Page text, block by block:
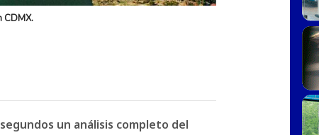
CDMX.
un análisis completo del